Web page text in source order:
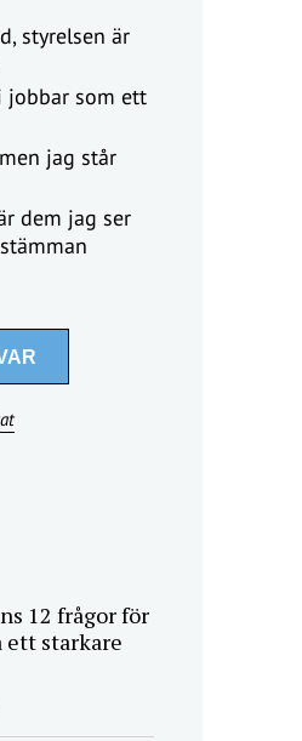
styrelsen är
jobbar som ett
jag står
dem jag ser
12 frågor för
ett starkare